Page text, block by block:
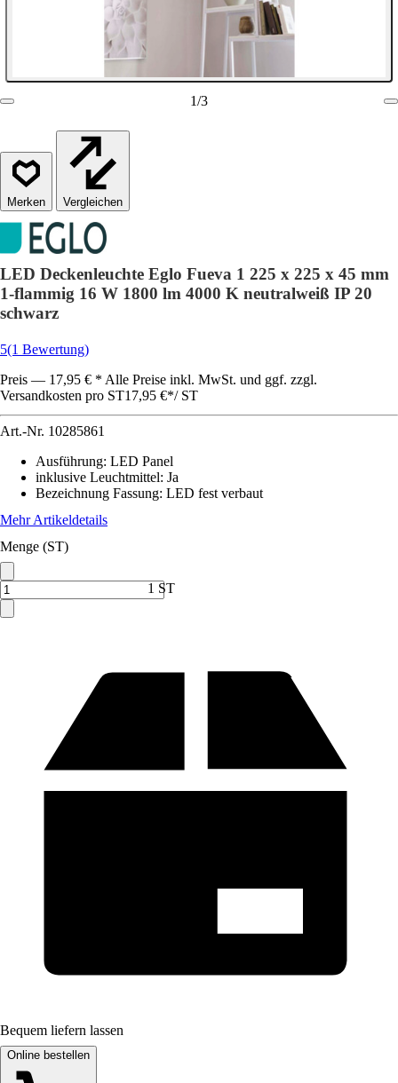
1/3
Vergleichen
LED Deckenleuchte Eglo Fueva 1 225 x 225 x 45 mm
1-flammig 16 W 1800 lm 4000 K neutralweiß IP 20
schwarz
5(1 Bewertung)
Preis — 17,95 € * Alle Preise inkl. MwSt. und ggf. zzgl.
Versandkosten pro ST17,95 €*/ ST
Art.-Nr. 10285861
Ausführung: LED Panel
inklusive Leuchtmittel: Ja
Bezeichnung Fassung: LED fest verbaut
Mehr Artikeldetails
Menge (ST)
1 ST
Bequem liefern lassen
Online bestellen